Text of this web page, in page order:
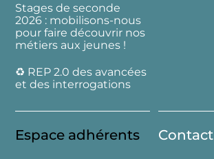
Stages de seconde
2026 : mobilisons-nous
pour faire découvrir nos
métiers aux jeunes !
♻️ REP 2.0 des avancées
et des interrogations
Espace adhérents Contact